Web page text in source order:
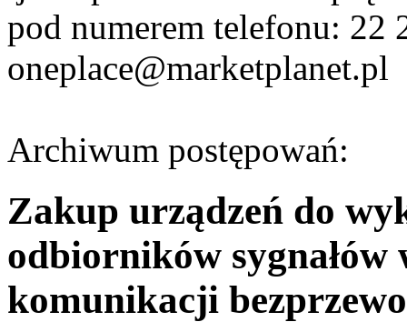
pod numerem telefonu: 22
oneplace@marketplanet.pl
Archiwum postępowań:
Zakup urządzeń do
odbiorników sygnałów
komunikacji